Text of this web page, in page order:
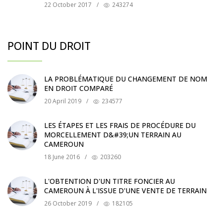
22 October 2017 / 243274
POINT DU DROIT
LA PROBLÉMATIQUE DU CHANGEMENT DE NOM
EN DROIT COMPARÉ
20 April 2019 / 234577
LES ÉTAPES ET LES FRAIS DE PROCÉDURE DU
MORCELLEMENT D&#39;UN TERRAIN AU
CAMEROUN
18 June 2016 / 203260
L'OBTENTION D'UN TITRE FONCIER AU
CAMEROUN À L'ISSUE D'UNE VENTE DE TERRAIN
26 October 2019 / 182105